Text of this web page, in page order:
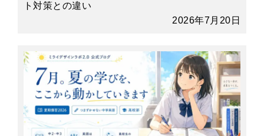
ト対策との違い
2026年7月20日